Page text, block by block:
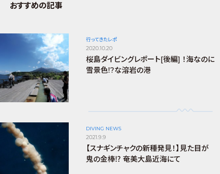
おすすめの記事
行ってきたレポ
2020.10.20
桜島ダイビングレポート[後編] ！海なのに
雪景色!?な溶岩の港
DIVING NEWS
2021.9.9
【スナギンチャクの新種発見！】見た目が
鬼の金棒⁉︎ 奄美大島近海にて